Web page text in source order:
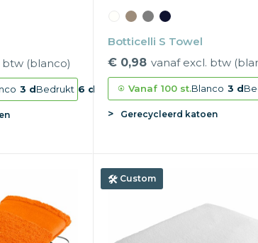
btw (blanco)
3 dBedrukt 6 d
Botticelli S Towel
€ 0,98 vanaf excl. btw
Vanaf 100 st.Blanco 3 d
Gerecycleerd katoen
Custom